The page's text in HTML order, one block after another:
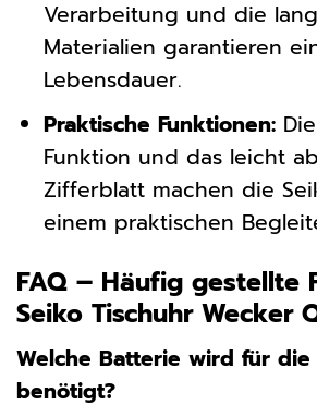
Verarbeitung und die
Materialien garantieren
Lebensdauer.
Praktische Funktionen:
Funktion und das leicht
Zifferblatt machen die
einem praktischen
FAQ – Häufig gestellte
Seiko Tischuhr Wecker
Welche Batterie wird für die
benötigt?